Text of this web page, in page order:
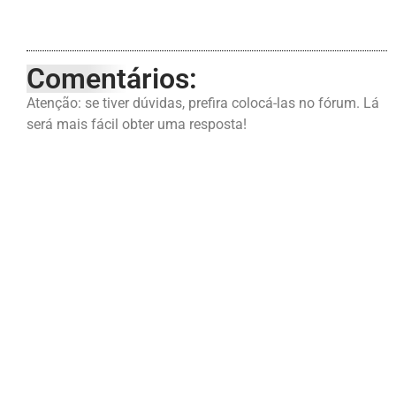
Comentários:
Atenção: se tiver dúvidas, prefira colocá-las no fórum. Lá
será mais fácil obter uma resposta!